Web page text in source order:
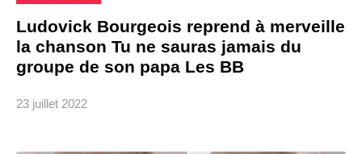
Ludovick Bourgeois reprend à merveille
la chanson Tu ne sauras jamais du
groupe de son papa Les BB
23 juillet 2022